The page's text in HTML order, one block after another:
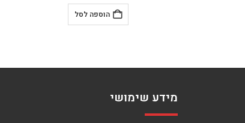
הוספה לסל
מידע שימושי